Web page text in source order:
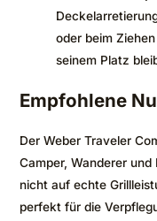
oder beim
seinem Platz
Empfohlene
Der Weber Traveler
Camper, Wanderer
nicht auf echte
perfekt für die